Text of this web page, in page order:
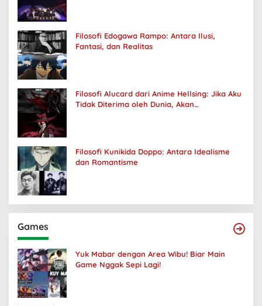
Filosofi Edogawa Rampo: Antara Ilusi,
Fantasi, dan Realitas
Filosofi Alucard dari Anime Hellsing: Jika Aku
Tidak Diterima oleh Dunia, Akan
Filosofi Kunikida Doppo: Antara Idealisme
dan Romantisme
Games
Yuk Mabar dengan Area Wibu! Biar Main
Game Nggak Sepi Lagi!